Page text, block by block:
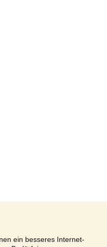
ein besseres Internet-